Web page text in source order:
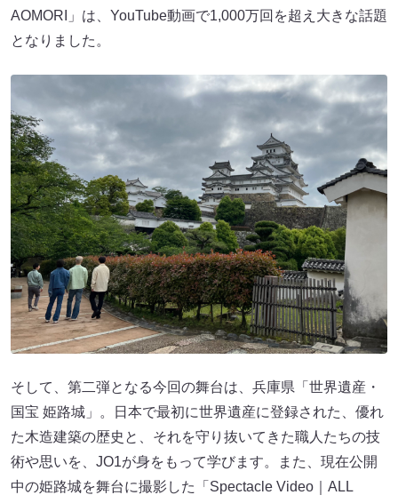
AOMORI」は、YouTube動画で1,000万回を超え大きな話題
となりました。
そして、第二弾となる今回の舞台は、兵庫県「世界遺産・
国宝 姫路城」。日本で最初に世界遺産に登録された、優れ
た木造建築の歴史と、それを守り抜いてきた職人たちの技
術や思いを、JO1が身をもって学びます。また、現在公開
中の姫路城を舞台に撮影した「Spectacle Video｜ALL